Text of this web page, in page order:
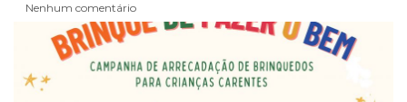
Nenhum comentário